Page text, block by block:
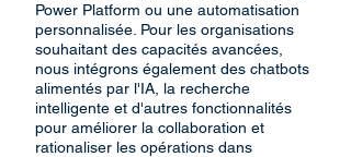
Power Platform ou une automatisation
personnalisée. Pour les organisations
souhaitant des capacités avancées,
nous intégrons également des chatbots
alimentés par l'IA, la recherche
intelligente et d'autres fonctionnalités
pour améliorer la collaboration et
rationaliser les opérations dans